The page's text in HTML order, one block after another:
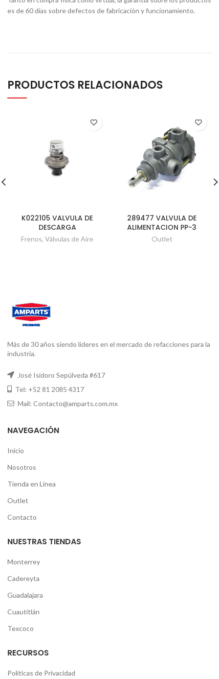
es de 60 días sobre defectos de fabricación y funcionamiento.
PRODUCTOS RELACIONADOS
K022105 VALVULA DE
DESCARGA
Frenos, Válvulas de Aire
289477 VALVULA DE
ALIMENTACION PP-3
Outlet
Más de 30 años siendo líderes en el mercado de refacciones para la
industria.
José Isidoro Sepúlveda #617
Tel: +52 81 2085 4317
Mail: Contacto@amparts.com.mx
NAVEGACIÓN
Inicio
Nosotros
Tienda en Línea
Outlet
Contacto
NUESTRAS TIENDAS
Monterrey
Cadereyta
Guadalajara
Cuautitlán
Texcoco
RECURSOS
Políticas de Privacidad